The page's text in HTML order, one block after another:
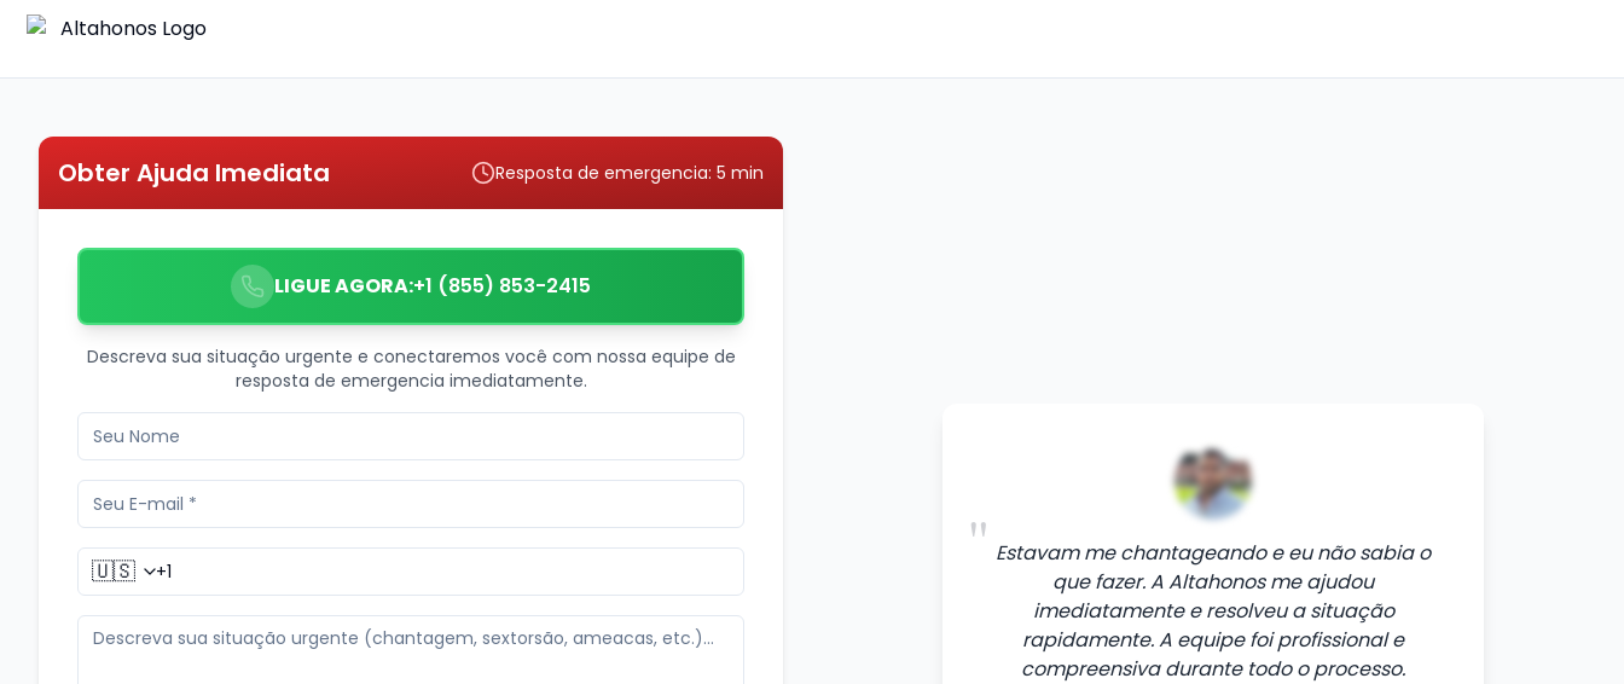
Obter Ajuda Imediata Resposta de emergencia: 5 min
LIGUE AGORA:+1 (855) 853-2415
Descreva sua situação urgente e conectaremos você com nossa equipe de
resposta de emergencia imediatamente.
🇺🇸 " Estavam me chantageando e eu não sabia o
que fazer. A Altahonos me ajudou
imediatamente e resolveu a situação
rapidamente. A equipe foi profissional e
compreensiva durante todo o processo.